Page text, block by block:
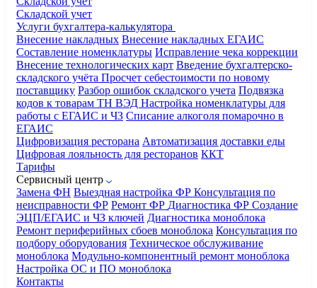
Складской учет
Услуги бухгалтера-калькулятора
Внесение накладных Внесение накладных ЕГАИС
Составление номенклатуры Исправление чека коррекции
Внесение технологических карт Введение бухгалтерско-
складского учёта Просчет себестоимости по новому
поставщику Разбор ошибок складского учета Подвязка
кодов к товарам ТН ВЭД Настройка номенклатуры для
работы с ЕГАИС и ЧЗ Списание алкоголя помарочно в
ЕГАИС
Цифровизация ресторана Автоматизация доставки еды
Цифровая лояльность для ресторанов ККТ
Тарифы
Сервисный центр
Замена ФН Выездная настройка ФР Консультация по
неисправности ФР Ремонт ФР Диагностика ФР Создание
ЭЦП/ЕГАИС и ЧЗ ключей Диагностика моноблока
Ремонт периферийных сбоев моноблока Консультация по
подбору оборудования Техническое обслуживание
моноблока Модульно-компонентный ремонт моноблока
Настройка ОС и ПО моноблока
Контакты